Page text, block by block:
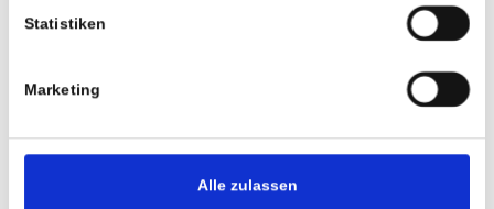
Statistiken
Marketing
Alle zulassen
über 152 Betten. Pro Jahr werden über 6.000 Patienten von
rund 270 Mitarbeitern betreut. Die Hälfte dieser Patienten
medizinische Betreuung in der Privatklinik Villach basiert auf
angestellte Ärzte tätig, andererseits können Patienten im
Sinne eines Belegspitals auch jederzeit von einem